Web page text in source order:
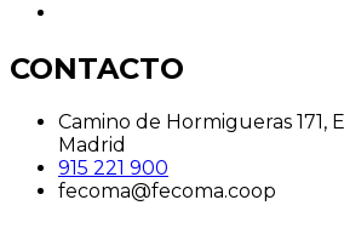
CONTACTO
Camino de Hormigueras 171,
Madrid
915 221 900
fecoma@fecoma.coop